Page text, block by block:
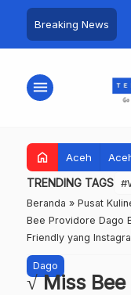
Breaking News
menu
home Aceh
TRENDING TAGS
Beranda » Pusat
Bee Providore Dago
Friendly yang
Dago
√ Miss